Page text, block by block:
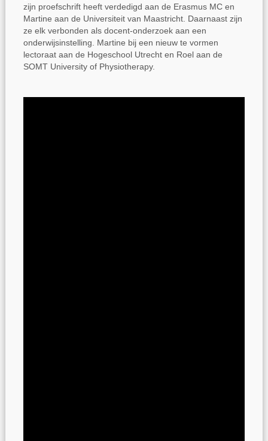
zijn proefschrift heeft verdedigd aan de Erasmus MC en
Martine aan de Universiteit van Maastricht. Daarnaast zijn
ze elk verbonden als docent-onderzoek aan een
onderwijsinstelling. Martine bij een nieuw te vormen
lectoraat aan de Hogeschool Utrecht en Roel aan de
SOMT University of Physiotherapy.